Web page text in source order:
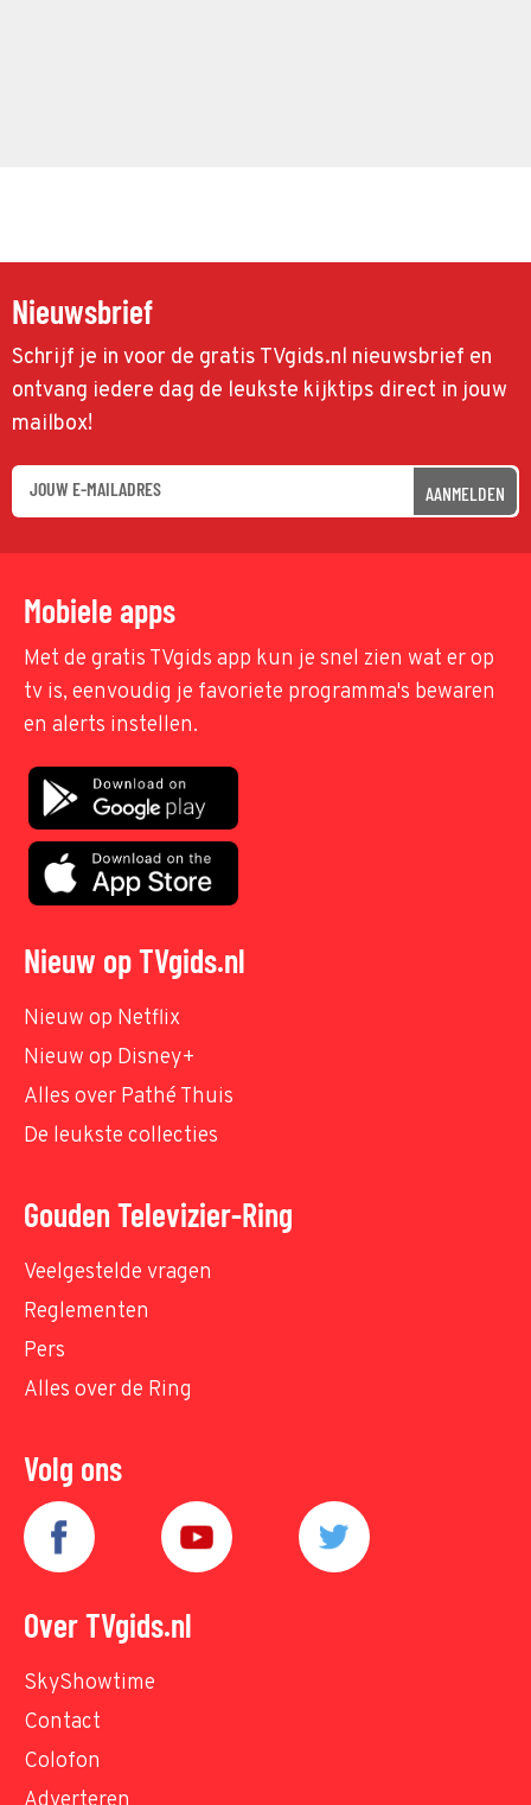
Nieuwsbrief
Schrijf je in voor de gratis TVgids.nl nieuwsbrief en
ontvang iedere dag de leukste kijktips direct in jouw
mailbox!
AANMELDEN
Mobiele apps
Met de gratis TVgids app kun je snel zien wat er op
tv is, eenvoudig je favoriete programma's bewaren
en alerts instellen.
Nieuw op TVgids.nl
Nieuw op Netflix
Nieuw op Disney+
Alles over Pathé Thuis
De leukste collecties
Gouden Televizier-Ring
Veelgestelde vragen
Reglementen
Pers
Alles over de Ring
Volg ons
Over TVgids.nl
SkyShowtime
Contact
Colofon